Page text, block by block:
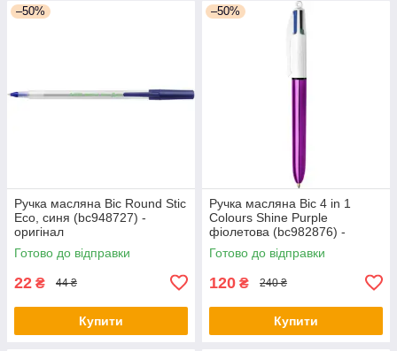
–50%
Ручка масляна Bic Round Stic
Eco, синя (bc948727) -
оригінал
Готово до відправки
22 ₴ 44 ₴
Купити
–50%
Ручка масляна Bic 4 in 1
Colours Shine Purple
фіолетова (bc982876) -
оригінал
Готово до відправки
120 ₴ 240 ₴
Купити